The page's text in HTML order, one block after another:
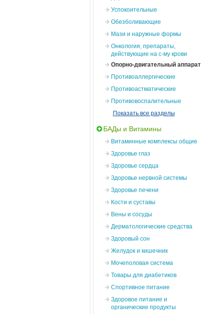
Успокоительные
Обезболивающие
Мази и наружные формы
Онкология, препараты,
действующие на с-му крови
Опорно-двигательный аппарат
Противоаллергические
Противоастматические
Противовоспалительные
Показать все разделы
БАДы и Витамины
Витаминные комплексы общие
Здоровье глаз
Здоровье сердца
Здоровье нервной системы
Здоровье печени
Кости и суставы
Вены и сосуды
Дерматологические средства
Здоровый сон
Желудок и кишечник
Мочеполовая система
Товары для диабетиков
Спортивное питание
Здоровое питание и
органические продукты